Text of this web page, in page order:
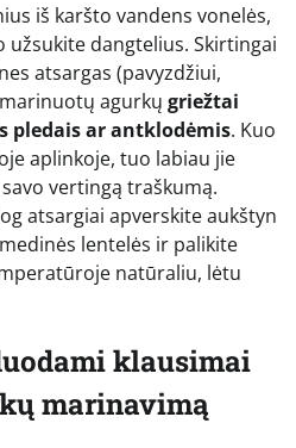
iš karšto vandens vonelės,
dangtelius. Skirtingai
atsargas (pavyzdžiui,
agurkų griežtai
pledais ar antklodėmis. Kuo
aplinkoje, tuo labiau jie
vertingą traškumą.
atsargiai apverskite aukštyn
lentelės ir palikite
natūraliu, lėtu
klausimai
marinavimą